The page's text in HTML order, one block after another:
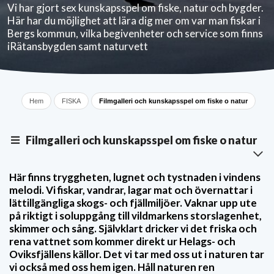
Vi har gjort sex kunskapsspel om fiske, natur och bygder.
Här har du möjlighet att lära dig mer om var man fiskar i
Bergs kommun, vilka begivenheter och service som finns
iRätansbygden samt naturvett
Hem FISKA Filmgalleri och kunskapsspel om fiske o natur
Filmgalleri och kunskapsspel om fiske o natur
Här finns tryggheten, lugnet och tystnaden i vindens
melodi. Vi fiskar, vandrar, lagar mat och övernattar i
lättillgängliga skogs- och fjällmiljöer. Vaknar upp ute
på riktigt i soluppgång till vildmarkens storslagenhet,
skimmer och sång. Självklart dricker vi det friska och
rena vattnet som kommer direkt ur Helags- och
Oviksfjällens källor. Det vi tar med oss ut i naturen tar
vi också med oss hem igen. Håll naturen ren